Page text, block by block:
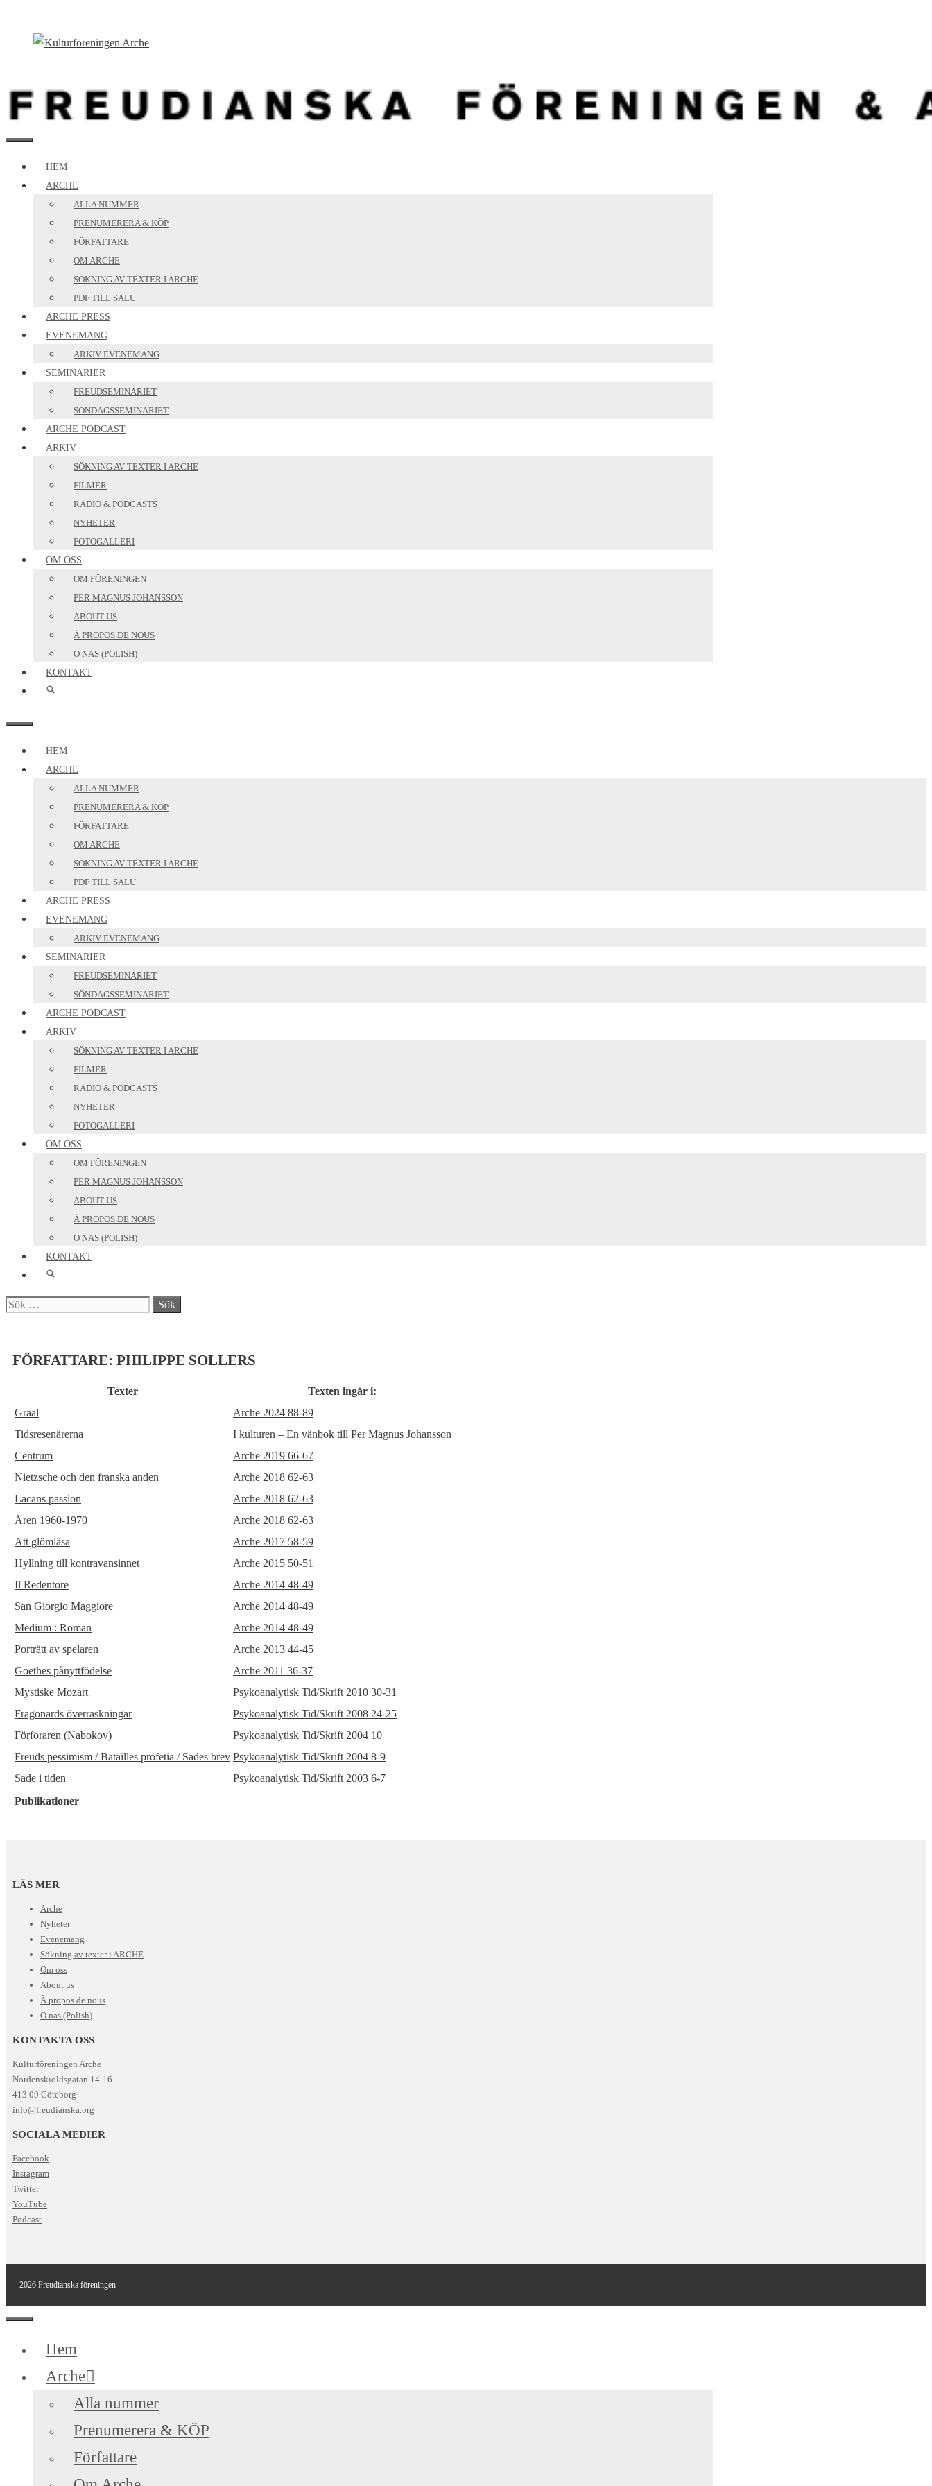
MENY
HEM
ARCHE
ALLA NUMMER
PRENUMERERA & KÖP
FÖRFATTARE
OM ARCHE
SÖKNING AV TEXTER I ARCHE
PDF TILL SALU
ARCHE PRESS
EVENEMANG
ARKIV EVENEMANG
SEMINARIER
FREUDSEMINARIET
SÖNDAGSSEMINARIET
ARCHE PODCAST
ARKIV
SÖKNING AV TEXTER I ARCHE
FILMER
RADIO & PODCASTS
NYHETER
FOTOGALLERI
OM OSS
OM FÖRENINGEN
PER MAGNUS JOHANSSON
ABOUT US
À PROPOS DE NOUS
O NAS (POLISH)
KONTAKT
MENY
HEM
ARCHE
ALLA NUMMER
PRENUMERERA & KÖP
FÖRFATTARE
OM ARCHE
SÖKNING AV TEXTER I ARCHE
PDF TILL SALU
ARCHE PRESS
EVENEMANG
ARKIV EVENEMANG
SEMINARIER
FREUDSEMINARIET
SÖNDAGSSEMINARIET
ARCHE PODCAST
ARKIV
SÖKNING AV TEXTER I ARCHE
FILMER
RADIO & PODCASTS
NYHETER
FOTOGALLERI
OM OSS
OM FÖRENINGEN
PER MAGNUS JOHANSSON
ABOUT US
À PROPOS DE NOUS
O NAS (POLISH)
KONTAKT
Sök
FÖRFATTARE: PHILIPPE SOLLERS
Texter
Texten ingår i:
Graal
Arche 2024 88-89
Tidsresenärerna
I kulturen – En vänbok till Per Magnus Johansson
Centrum
Arche 2019 66-67
Nietzsche och den franska anden
Arche 2018 62-63
Lacans passion
Arche 2018 62-63
Åren 1960-1970
Arche 2018 62-63
Att glömläsa
Arche 2017 58-59
Hyllning till kontravansinnet
Arche 2015 50-51
Il Redentore
Arche 2014 48-49
San Giorgio Maggiore
Arche 2014 48-49
Medium : Roman
Arche 2014 48-49
Porträtt av spelaren
Arche 2013 44-45
Goethes pånyttfödelse
Arche 2011 36-37
Mystiske Mozart
Psykoanalytisk Tid/Skrift 2010 30-31
Fragonards överraskningar
Psykoanalytisk Tid/Skrift 2008 24-25
Förföraren (Nabokov)
Psykoanalytisk Tid/Skrift 2004 10
Freuds pessimism / Batailles profetia / Sades brev Psykoanalytisk Tid/Skrift 2004 8-9
Sade i tiden
Psykoanalytisk Tid/Skrift 2003 6-7
Publikationer
LÄS MER
Arche
Nyheter
Evenemang
Sökning av texter i ARCHE
Om oss
About us
À propos de nous
O nas (Polish)
KONTAKTA OSS
Kulturföreningen Arche
Nordenskiöldsgatan 14-16
413 09 Göteborg
info@freudianska.org
SOCIALA MEDIER
Facebook
Instagram
Twitter
YouTube
Podcast
2026 Freudianska föreningen
Stäng
Hem
Arche
Alla nummer
Prenumerera & KÖP
Författare